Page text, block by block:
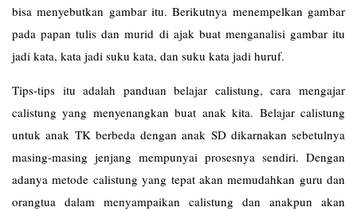
bisa menyebutkan gambar itu. Berikutnya menempelkan gambar
pada papan tulis dan murid di ajak buat menganalisi gambar itu
jadi kata, kata jadi suku kata, dan suku kata jadi huruf.
Tips-tips itu adalah panduan belajar calistung, cara mengajar
calistung yang menyenangkan buat anak kita. Belajar calistung
untuk anak TK berbeda dengan anak SD dikarnakan sebetulnya
masing-masing jenjang mempunyai prosesnya sendiri. Dengan
adanya metode calistung yang tepat akan memudahkan guru dan
orangtua dalam menyampaikan calistung dan anakpun akan